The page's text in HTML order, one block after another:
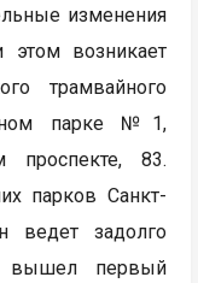
изменения
этом возникает
трамвайного
парке №1,
проспекте, 83.
парков Санкт-
ведет задолго
вышел первый